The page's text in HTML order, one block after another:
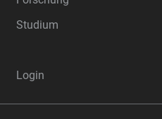
Studium
Login